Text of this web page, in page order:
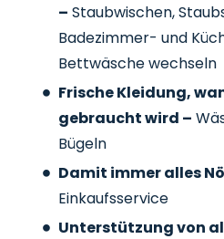
– Staubwischen,
Badezimmer- und
Bettwäsche wechseln
Frische Kleidung,
gebraucht wird –
Bügeln
Damit immer alles
Einkaufsservice
Unterstützung von